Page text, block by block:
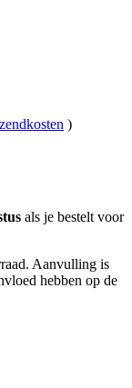
)
als je bestelt voor
Aanvulling is
hebben op de